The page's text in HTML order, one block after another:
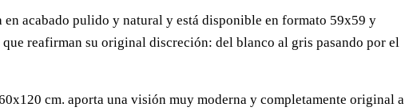
acabado pulido y natural y está disponible en formato 59x59 y
reafirman su original discreción: del blanco al gris pasando por el
cm. aporta una visión muy moderna y completamente original a